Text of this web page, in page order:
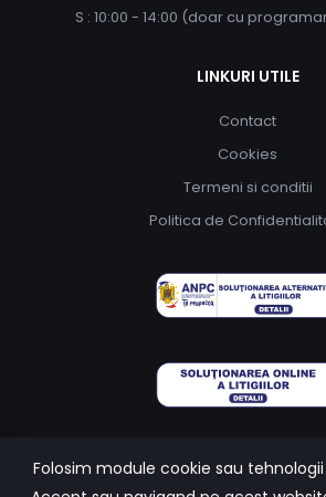
S : 10:00 - 14:00 (doar cu
LINKURI UTILE
Contact
Cookies
Termeni si conditii
Politica de
Folosim module cookie sau